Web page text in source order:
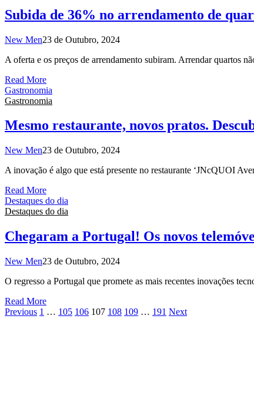
Subida de 36% no arrendamento de
New Men23 de Outubro, 2024
A oferta e os preços de arrendamento subiram. Arrendar quartos
Read More
Gastronomia
Gastronomia
Mesmo restaurante, novos pratos.
New Men23 de Outubro, 2024
A inovação é algo que está presente no restaurante ‘JNcQUOI
Read More
Destaques do dia
Destaques do dia
Chegaram a Portugal! Os novos
New Men23 de Outubro, 2024
O regresso a Portugal que promete as mais recentes inovações
Read More
Previous 1 … 105 106 107 108 109 … 191 Next